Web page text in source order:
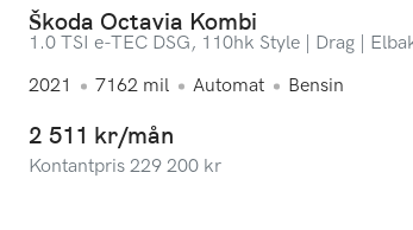
Škoda Octavia Kombi
1.0 TSI e-TEC DSG, 110hk Style | Drag |
2021
7162 mil Automat Bensin
2 511 kr/mån
Kontantpris 229 200 kr